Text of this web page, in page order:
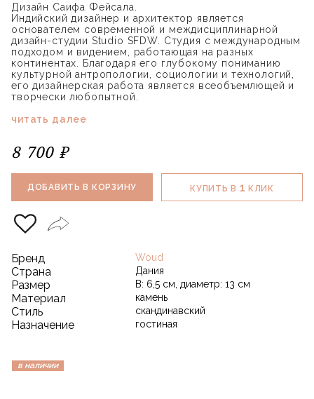
Дизайн Саифа Фейсала.
Индийский дизайнер и архитектор является
основателем современной и междисциплинарной
дизайн-студии Studio SFDW. Студия с международным
подходом и видением, работающая на разных
континентах. Благодаря его глубокому пониманию
культурной антропологии, социологии и технологий,
его дизайнерская работа является всеобъемлющей и
творчески любопытной.
читать далее
8 700 ₽
ДОБАВИТЬ В КОРЗИНУ КУПИТЬ В 1 КЛИК
Бренд Woud
Страна Дания
Размер В: 6,5 см, диаметр: 13 см
Материал камень
Стиль скандинавский
Назначение гостиная
в наличии